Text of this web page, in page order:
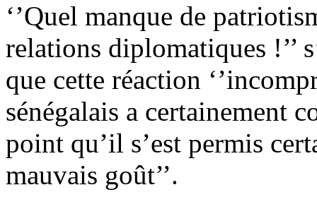
‘’Quel manque de
relations diplomatiques !’’
que cette réaction
sénégalais a certainement
point qu’il s’est permis
mauvais goût’’.